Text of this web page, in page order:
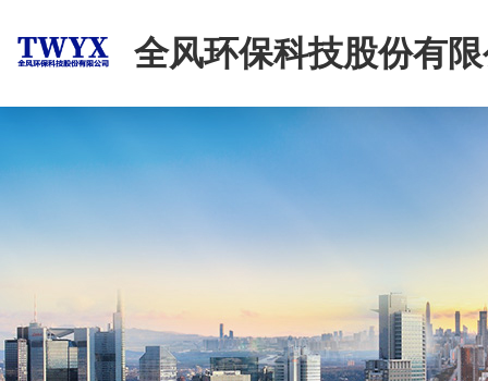
全风环保科技股份有